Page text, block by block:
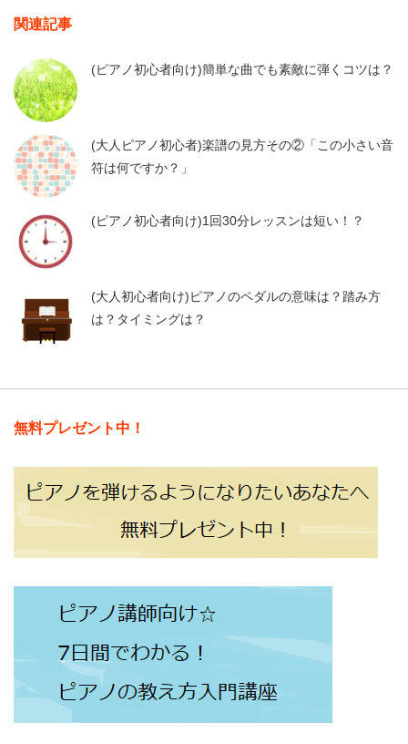
関連記事
(ピアノ初心者向け)簡単な曲でも素敵に弾くコツは？
(大人ピアノ初心者)楽譜の見方その②「この小さい音
符は何ですか？」
(ピアノ初心者向け)1回30分レッスンは短い！？
(大人初心者向け)ピアノのペダルの意味は？踏み方
は？タイミングは？
無料プレゼント中！